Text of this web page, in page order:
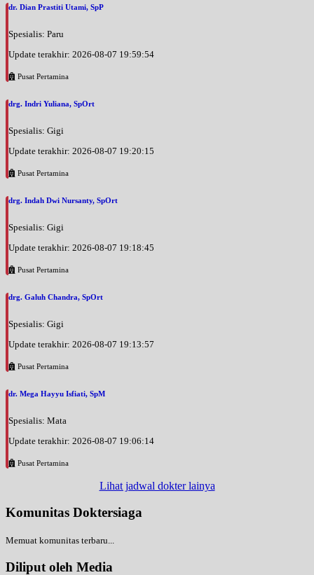
dr. Dian Prastiti Utami, SpP
Spesialis: Paru
Update terakhir: 2026-08-07 19:59:54
Pusat Pertamina
drg. Indri Yuliana, SpOrt
Spesialis: Gigi
Update terakhir: 2026-08-07 19:20:15
Pusat Pertamina
drg. Indah Dwi Nursanty, SpOrt
Spesialis: Gigi
Update terakhir: 2026-08-07 19:18:45
Pusat Pertamina
drg. Galuh Chandra, SpOrt
Spesialis: Gigi
Update terakhir: 2026-08-07 19:13:57
Pusat Pertamina
dr. Mega Hayyu Isfiati, SpM
Spesialis: Mata
Update terakhir: 2026-08-07 19:06:14
Pusat Pertamina
Lihat jadwal dokter lainya
Komunitas Doktersiaga
Memuat komunitas terbaru...
Diliput oleh Media